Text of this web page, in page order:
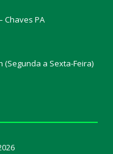
Chaves PA
(Segunda a Sexta-Feira)